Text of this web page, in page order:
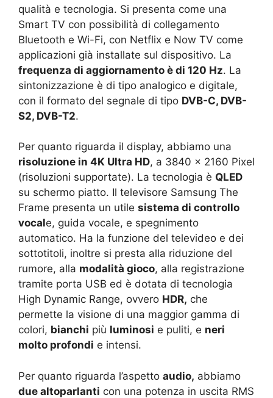
qualità e tecnologia. Si presenta come una
Smart TV con possibilità di collegamento
Bluetooth e Wi-Fi, con Netflix e Now TV come
applicazioni già installate sul dispositivo. La
frequenza di aggiornamento è di 120 Hz. La
sintonizzazione è di tipo analogico e digitale,
con il formato del segnale di tipo DVB-C, DVB-
S2, DVB-T2.
Per quanto riguarda il display, abbiamo una
risoluzione in 4K Ultra HD, a 3840 x 2160 Pixel
(risoluzioni supportate). La tecnologia è QLED
su schermo piatto. Il televisore Samsung The
Frame presenta un utile sistema di controllo
vocale, guida vocale, e spegnimento
automatico. Ha la funzione del televideo e dei
sottotitoli, inoltre si presta alla riduzione del
rumore, alla modalità gioco, alla registrazione
tramite porta USB ed è dotata di tecnologia
High Dynamic Range, ovvero HDR, che
permette la visione di una maggior gamma di
colori, bianchi più luminosi e puliti, e neri
molto profondi e intensi.
Per quanto riguarda l’aspetto audio, abbiamo
due altoparlanti con una potenza in uscita RMS